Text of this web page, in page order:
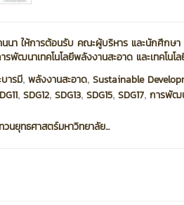
นนา ให้การต้อนรับ คณะผู้บริหาร และนักศึกษ
พัฒนาเทคโนโลยีพลังงานสะอาด และเทคโนโ
ารมี, พลังงานสะอาด, Sustainable
, SDG12, SDG13, SDG15, SDG17, การพัฒ
นยุทธศาสตร์มหาวิทยาลัย...